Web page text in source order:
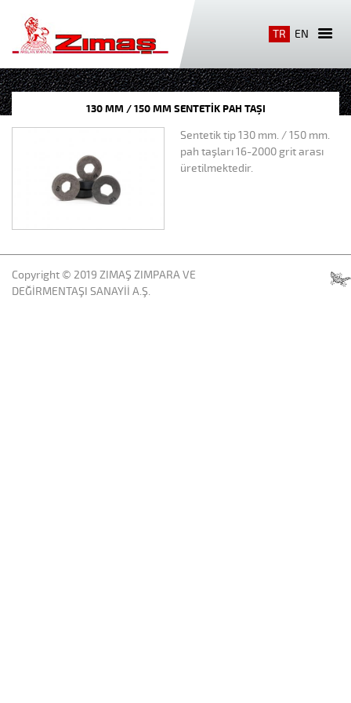
TR EN
130 MM / 150 MM SENTETIK PAH TAŞI
Sentetik tip 130 mm. / 150 mm.
pah taşları 16-2000 grit arası
üretilmektedir.
Copyright © 2019 ZIMAŞ ZIMPARA VE
DEĞİRMENTAŞI SANAYİİ A.Ş.